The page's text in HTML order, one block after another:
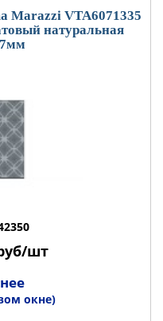
Marazzi VTA6071335
натуральная
шт
окне)